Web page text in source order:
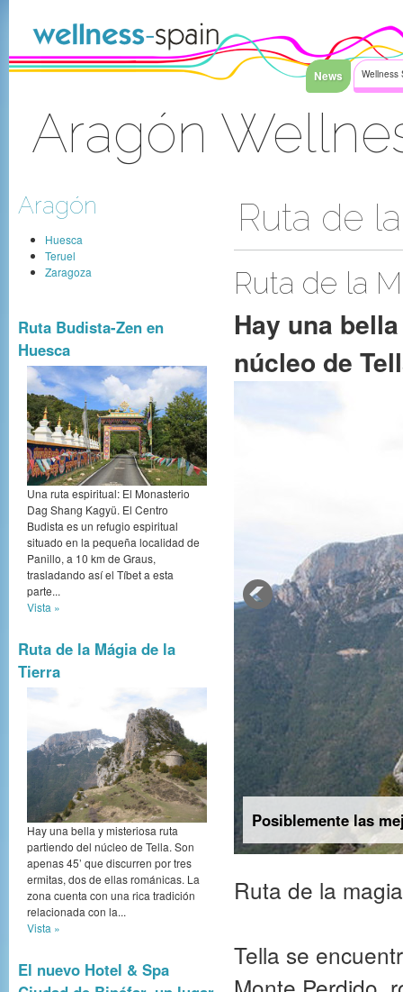
News Wellness
Aragón
Aragón
Huesca
Teruel
Zaragoza
Ruta Budista-Zen en
Huesca
Una ruta espiritual: El Monasterio
Dag Shang Kagyü. El Centro
Budista es un refugio espiritual
situado en la pequeña localidad de
Panillo, a 10 km de Graus,
trasladando así el Tíbet a esta
parte...
Vista »
Ruta de la Mágia de la
Tierra
Hay una bella y misteriosa ruta
partiendo del núcleo de Tella. Son
apenas 45’ que discurren por tres
ermitas, dos de ellas románicas. La
zona cuenta con una rica tradición
relacionada con la...
Vista »
El nuevo Hotel & Spa
Ruta de
Ruta de la
Hay una
núcleo de
Posiblemente las
Ruta de la
Tella se